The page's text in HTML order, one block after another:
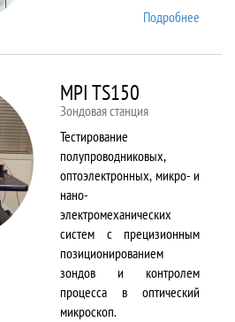
Подробнее
MPI TS150
Зондовая станция
Тестирование
полупроводниковых,
оптоэлектронных, микро- и
нано-
электромеханических
систем с прецизионным
позиционированием
зондов и контролем
процесса в оптический
микроскоп.